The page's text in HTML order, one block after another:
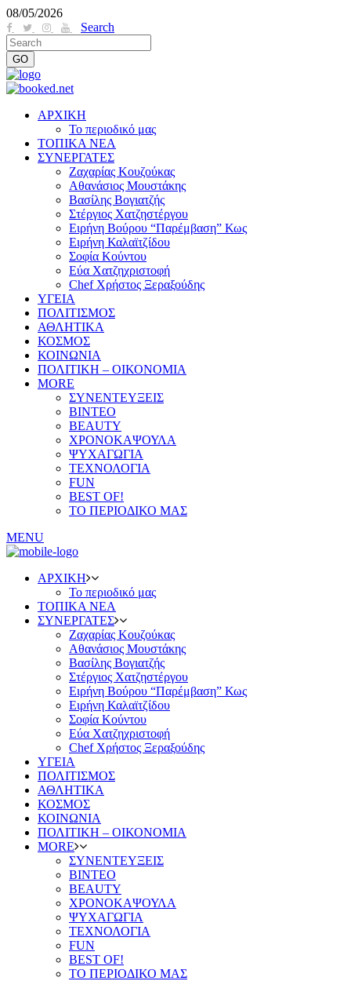
08/05/2026
Search
ΑΡΧΙΚΗ
Το περιοδικό μας
ΤΟΠΙΚΑ ΝΕΑ
ΣΥΝΕΡΓΑΤΕΣ
Ζαχαρίας Κουζούκας
Αθανάσιος Μουστάκης
Βασίλης Βογιατζής
Στέργιος Χατζηστέργου
Ειρήνη Βούρου “Παρέμβαση” Κως
Ειρήνη Καλαϊτζίδου
Σοφία Κούντου
Εύα Χατζηχριστοφή
Chef Χρήστος Ξεραξούδης
ΥΓΕΙΑ
ΠΟΛΙΤΙΣΜΟΣ
ΑΘΛΗΤΙΚΑ
ΚΟΣΜΟΣ
ΚΟΙΝΩΝΙΑ
ΠΟΛΙΤΙΚΗ – ΟΙΚΟΝΟΜΙΑ
MORE
ΣΥΝΕΝΤΕΥΞΕΙΣ
ΒΙΝΤΕΟ
BEAUTY
ΧΡΟΝΟΚΑΨΟΥΛΑ
ΨΥΧΑΓΩΓΙΑ
ΤΕΧΝΟΛΟΓΙΑ
FUN
BEST OF!
ΤΟ ΠΕΡΙΟΔΙΚΟ ΜΑΣ
MENU
ΑΡΧΙΚΗ
Το περιοδικό μας
ΤΟΠΙΚΑ ΝΕΑ
ΣΥΝΕΡΓΑΤΕΣ
Ζαχαρίας Κουζούκας
Αθανάσιος Μουστάκης
Βασίλης Βογιατζής
Στέργιος Χατζηστέργου
Ειρήνη Βούρου “Παρέμβαση” Κως
Ειρήνη Καλαϊτζίδου
Σοφία Κούντου
Εύα Χατζηχριστοφή
Chef Χρήστος Ξεραξούδης
ΥΓΕΙΑ
ΠΟΛΙΤΙΣΜΟΣ
ΑΘΛΗΤΙΚΑ
ΚΟΣΜΟΣ
ΚΟΙΝΩΝΙΑ
ΠΟΛΙΤΙΚΗ – ΟΙΚΟΝΟΜΙΑ
MORE
ΣΥΝΕΝΤΕΥΞΕΙΣ
ΒΙΝΤΕΟ
BEAUTY
ΧΡΟΝΟΚΑΨΟΥΛΑ
ΨΥΧΑΓΩΓΙΑ
ΤΕΧΝΟΛΟΓΙΑ
FUN
BEST OF!
ΤΟ ΠΕΡΙΟΔΙΚΟ ΜΑΣ